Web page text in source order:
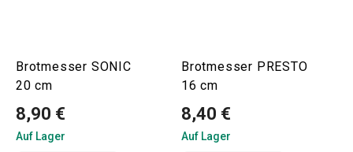
Brotmesser SONIC
20 cm
8,90 €
Auf Lager
Brotmesser PRESTO
16 cm
8,40 €
Auf Lager